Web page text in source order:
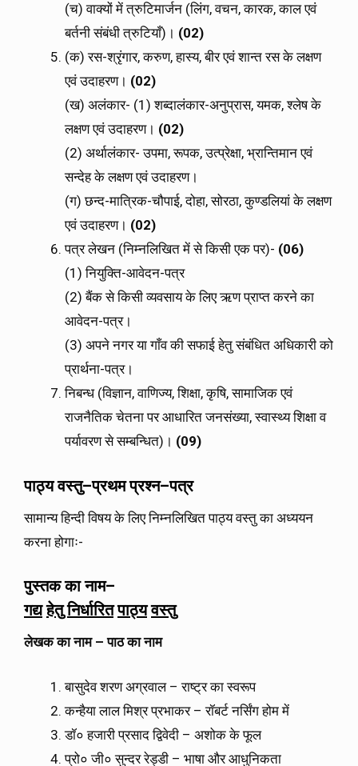
(च) वाक्यों में त्रुटिमार्जन (लिंग, वचन, कारक, काल एवं
बर्तनी संबंधी त्रुटियाँ)। (02)
(क) रस-श्रृंगार, करुण, हास्य, बीर एवं शान्त रस के लक्षण
एवं उदाहरण। (02)
(ख) अलंकार- (1) शब्दालंकार-अनुप्रास, यमक, श्लेष के
लक्षण एवं उदाहरण। (02)
(2) अर्थालंकार- उपमा, रूपक, उत्प्रेक्षा, भ्रान्तिमान एवं
सन्देह के लक्षण एवं उदाहरण।
(ग) छन्द-मात्रिक-चौपाई, दोहा, सोरठा, कुण्डलियां के लक्षण
एवं उदाहरण। (02)
पत्र लेखन (निम्नलिखित में से किसी एक पर)- (06)
(1) नियुक्ति-आवेदन-पत्र
(2) बैंक से किसी व्यवसाय के लिए ऋण प्राप्त करने का
आवेदन-पत्र।
(3) अपने नगर या गाँव की सफाई हेतु संबंधित अधिकारी को
प्रार्थना-पत्र।
निबन्ध (विज्ञान, वाणिज्य, शिक्षा, कृषि, सामाजिक एवं
राजनैतिक चेतना पर आधारित जनसंख्या, स्वास्थ्य शिक्षा व
पर्यावरण से सम्बन्धित)। (09)
पाठ्य वस्तु–प्रथम प्रश्न–पत्र
सामान्य हिन्दी विषय के लिए निम्नलिखित पाठ्य वस्तु का अध्ययन
करना होगाः-
पुस्तक का नाम–
गद्य हेतु निर्धारित पाठ्य वस्तु
लेखक का नाम–पाठ का नाम
बासुदेव शरण अग्रवाल – राष्ट्र का स्वरूप
कन्हैया लाल मिश्र प्रभाकर – रॉबर्ट नर्सिंग होम में
डॉ० हजारी प्रसाद द्विवेदी – अशोक के फूल
प्रो० जी० सुन्दर रेड्डी – भाषा और आधुनिकता